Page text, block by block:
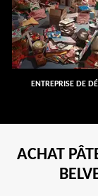
ENTREPRISE DE
ACHAT